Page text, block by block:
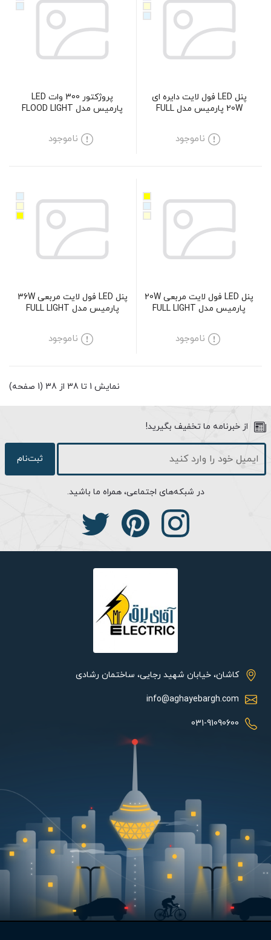
پنل LED فول لایت دایره ای
20W پارمیس مدل FULL
ناموجود
پروژکتور 300 وات LED
پارمیس مدل FLOOD LIGHT
ناموجود
پنل LED فول لایت مربعی 20W
پارمیس مدل FULL LIGHT
ناموجود
پنل LED فول لایت مربعی 36W
پارمیس مدل FULL LIGHT
ناموجود
نمایش 1 تا 38 از 38 (1 صفحه)
از خبرنامه ما تخفیف بگیرید!
ثبت‌نام
در شبکه‌های اجتماعی، همراه ما باشید.
کاشان، خیابان شهید رجایی، ساختمان رشادی
info@aghayebargh.com
031-91090600